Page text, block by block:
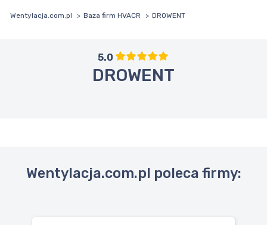
Wentylacja.com.pl Baza firm HVACR DROWENT
5.0
DROWENT
Wentylacja.com.pl poleca firmy: